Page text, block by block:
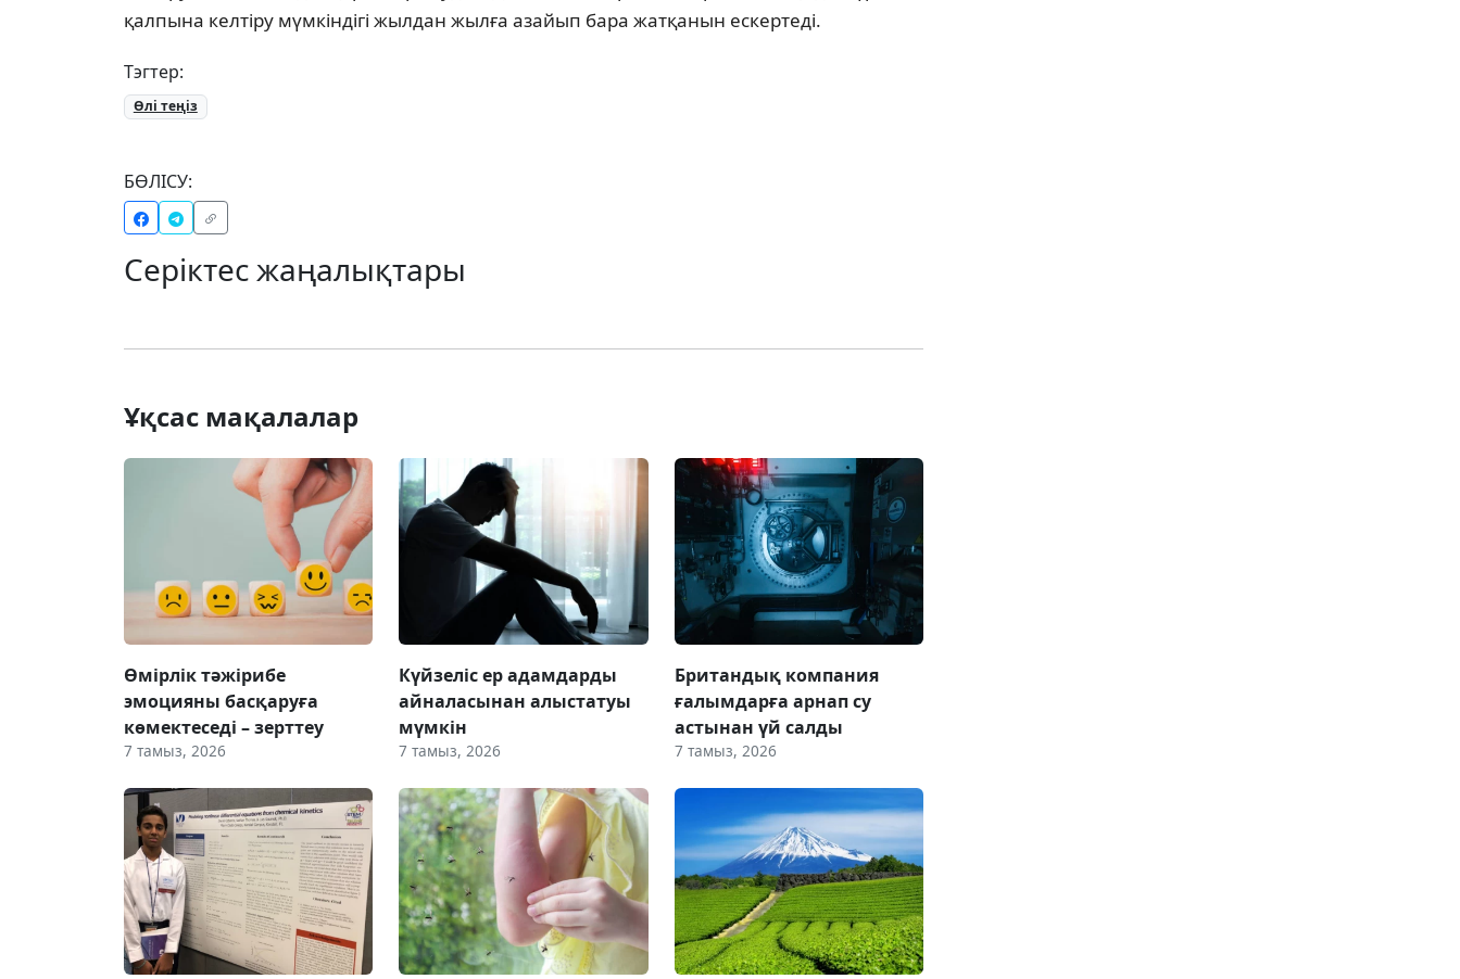
қалпына келтіру мүмкіндігі жылдан жылға азайып бара жатқанын ескертеді.
Тэгтер:
Өлі теңіз
БӨЛІСУ:
Серіктес жаңалықтары
Ұқсас мақалалар
Өмірлік тәжірибе
эмоцияны басқаруға
көмектеседі – зерттеу
7 тамыз, 2026
Күйзеліс ер адамдарды
айналасынан алыстатуы
мүмкін
7 тамыз, 2026
Британдық компания
ғалымдарға арнап су
астынан үй салды
7 тамыз, 2026